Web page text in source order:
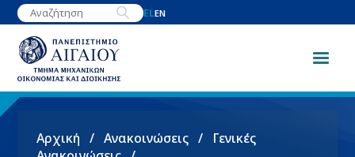
Παράκαμψη
προς
κυρίως
περιεχόμενο
ELEN
Breadcrumb
Αρχική Ανακοινώσεις
Γενικές